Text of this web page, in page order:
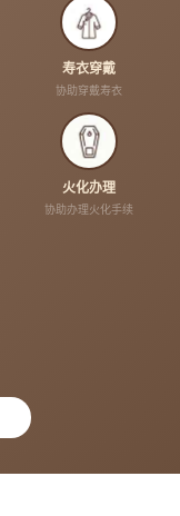
寿衣穿戴
协助穿戴寿衣
火化办理
协助办理火化手续